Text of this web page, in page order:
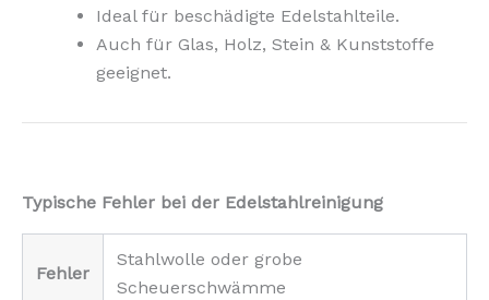
Ideal für beschädigte Edelstahlteile.
Auch für Glas, Holz, Stein & Kunststoffe
geeignet.
Typische Fehler bei der Edelstahlreinigung
Fehler
Stahlwolle oder grobe
Scheuerschwämme